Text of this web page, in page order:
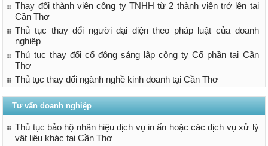
Thay đổi thành viên công ty TNHH từ 2 thành viên trở lên tại
Cần Thơ
Thủ tục thay đổi người đại diện theo pháp luật của doanh
nghiệp
Thủ tục thay đổi cổ đông sáng lập công ty Cổ phần tại Cần
Thơ
Thủ tục thay đổi ngành nghề kinh doanh tại Cần Thơ
Tư vấn doanh nghiệp
Thủ tục bảo hộ nhãn hiệu dịch vụ in ấn hoặc các dịch vụ xử lý
vật liệu khác tại Cần Thơ